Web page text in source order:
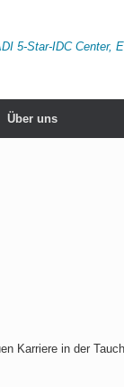
5-Star-IDC Center,
Über uns
Karriere in der